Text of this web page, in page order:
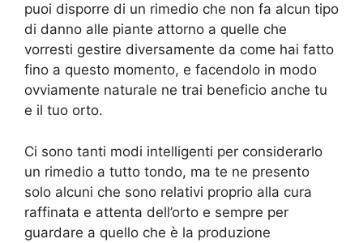
puoi disporre di un rimedio che non fa alcun tipo
di danno alle piante attorno a quelle che
vorresti gestire diversamente da come hai fatto
fino a questo momento, e facendolo in modo
ovviamente naturale ne trai beneficio anche tu
e il tuo orto.
Ci sono tanti modi intelligenti per considerarlo
un rimedio a tutto tondo, ma te ne presento
solo alcuni che sono relativi proprio alla cura
raffinata e attenta dell’orto e sempre per
guardare a quello che è la produzione